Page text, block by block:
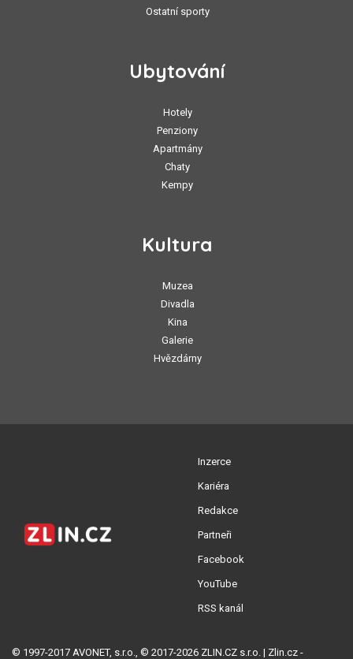
Ostatní sporty
Ubytování
Hotely
Penziony
Apartmány
Chaty
Kempy
Kultura
Muzea
Divadla
Kina
Galerie
Hvězdárny
Inzerce
Kariéra
Redakce
Partneři
Facebook
YouTube
RSS kanál
© 1997-2017 AVONET, s.r.o., © 2017-2026 ZLIN.CZ s.r.o. | Zlin.cz -